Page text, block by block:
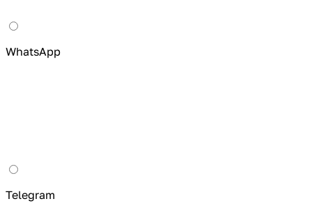
WhatsApp
Telegram